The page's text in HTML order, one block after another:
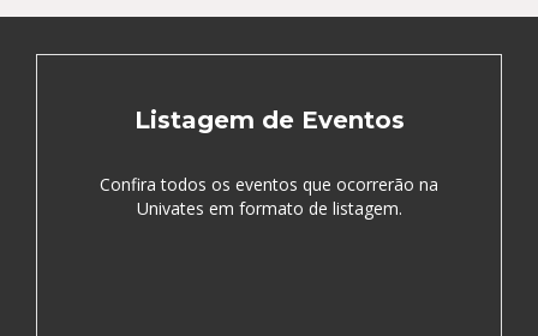
Listagem de Eventos
Confira todos os eventos que ocorrerão na
Univates em formato de listagem.